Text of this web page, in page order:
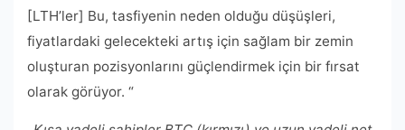
[LTH’ler] Bu, tasfiyenin neden olduğu düşüşleri,
fiyatlardaki gelecekteki artış için sağlam bir zemin
oluşturan pozisyonlarını güçlendirmek için bir fırsat
olarak görüyor. “